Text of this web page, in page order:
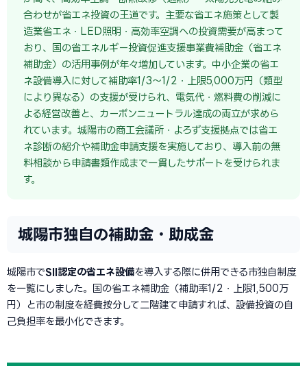
合わせが省エネ投資の王道です。主要な省エネ施策として製
造業省エネ・LED照明・高効率空調への投資需要が高まって
おり、国の省エネルギー投資促進支援事業費補助金（省エネ
補助金）の活用事例が年々増加しています。中小企業の省エ
ネ設備導入に対して補助率1/3〜1/2・上限5,000万円（類型
により異なる）の支援が受けられ、電気代・燃料費の削減に
よる経営改善と、カーボンニュートラル達成の両立が求めら
れています。城陽市の商工会議所・よろず支援拠点では省エ
ネ診断の紹介や補助金申請支援を実施しており、導入前の無
料相談から申請書類作成まで一貫したサポートを受けられま
す。
城陽市独自の補助金・助成金
城陽市でSII認定の省エネ設備を導入する際に併用できる市独自制度
を一覧にしました。国の省エネ補助金（補助率1/2・上限1,500万
円）と市の制度を経費按分して二階建て申請すれば、設備投資の自
己負担率を最小化できます。